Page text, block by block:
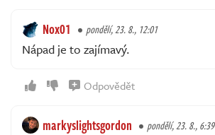
Nox01 pondělí, 23. 8., 12:01
Nápad je to zajímavý.
Odpovědět
markyslightsgordon pondělí, 23. 8., 6:39